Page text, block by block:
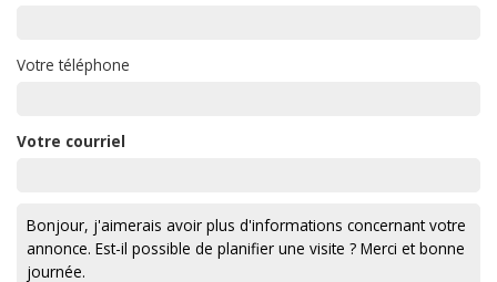
Votre téléphone
Votre courriel